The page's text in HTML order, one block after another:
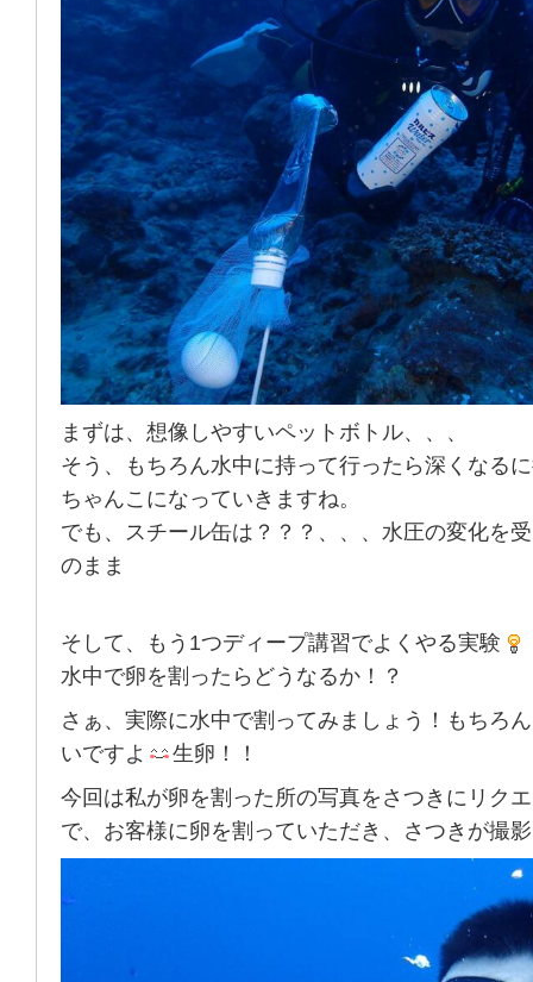
まずは、想像しやすいペットボトル、、、
そう、もちろん水中に持って行ったら深くなる
ちゃんこになっていきますね。
でも、スチール缶は？？？、、、水圧の変化を
のまま
そして、もう1つディープ講習でよくやる実験
水中で卵を割ったらどうなるか！？
さぁ、実際に水中で割ってみましょう！もちろ
いですよ
生卵！！
今回は私が卵を割った所の写真をさつきにリク
で、お客様に卵を割っていただき、さつきが撮